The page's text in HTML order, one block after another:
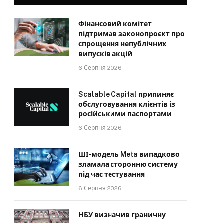
Фінансовий комітет
підтримав законопроєкт про
спрощення непублічних
випусків акцій
6 Серпня 2026
Scalable Capital припиняє
обслуговування клієнтів із
російськими паспортами
6 Серпня 2026
ШІ-модель Meta випадково
зламала сторонню систему
під час тестування
6 Серпня 2026
НБУ визначив граничну